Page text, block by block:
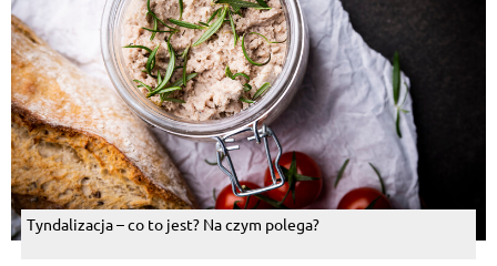
Tyndalizacja – co to jest? Na czym polega?